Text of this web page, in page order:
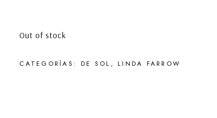
Out of stock
CATEGORÍAS: DE SOL ,LINDA FARROW